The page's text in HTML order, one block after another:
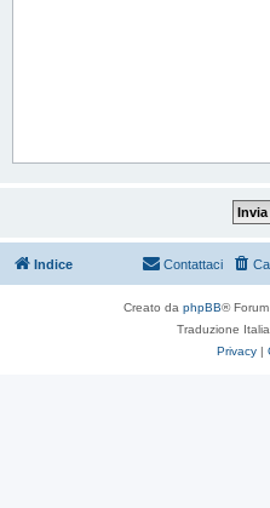
Indice Contattaci
Creato da phpBB®
Traduzione
Privacy |